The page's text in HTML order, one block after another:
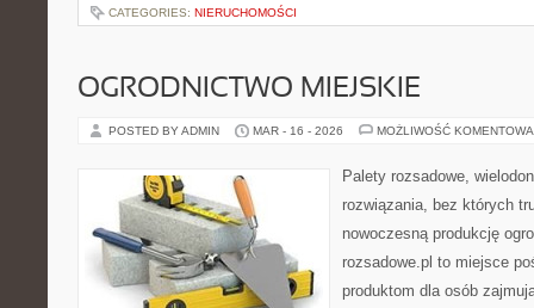
CATEGORIES: NIERUCHOMOŚCI
OGRODNICTWO MIEJSKIE
POSTED BY ADMIN MAR - 16 - 2026 MOŻLIWOŚĆ
Palety rozsadowe,
rozwiązania, bez których
nowoczesną produkcję
rozsadowe.pl to miejsce
produktom dla osób